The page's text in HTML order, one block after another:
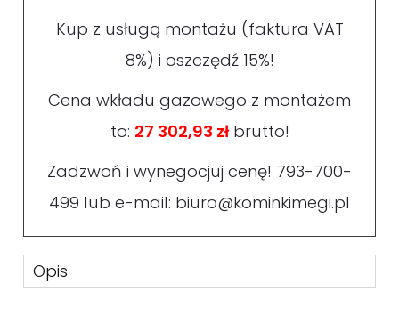
Kup z usługą montażu (faktura VAT
8%) i oszczędź 15%!
Cena wkładu gazowego z montażem
to: 27 302,93 złbrutto!
Zadzwoń i wynegocjuj cenę! 793-700-
499 lub e-mail: biuro@kominkimegi.pl
Opis